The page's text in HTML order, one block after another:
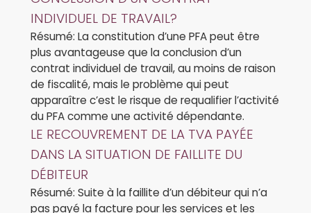
INDIVIDUEL DE TRAVAIL?
Résumé: La constitution d’une PFA peut être
plus avantageuse que la conclusion d’un
contrat individuel de travail, au moins de raison
de fiscalité, mais le problème qui peut
apparaître c’est le risque de requalifier l’activité
du PFA comme une activité dépendante.
LE RECOUVREMENT DE LA TVA PAYÉE
DANS LA SITUATION DE FAILLITE DU
DÉBITEUR
Résumé: Suite à la faillite d’un débiteur qui n’a
pas payé la facture pour les services et les